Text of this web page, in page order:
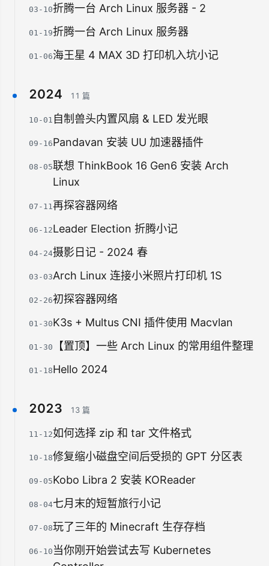
03-10折腾一台 Arch Linux 服务器 - 2
01-19折腾一台 Arch Linux 服务器
01-06海王星 4 MAX 3D 打印机入坑小记
2024 11 篇
10-01 自制兽头内置风扇 & LED 发光眼
09-16Pandavan 安装 UU 加速器插件
08-05联想 ThinkBook 16 Gen6 安装 Arch
Linux
07-11再探容器网络
06-12Leader Election 折腾小记
04-24摄影日记 - 2024 春
03-03Arch Linux 连接小米照片打印机 1S
02-26初探容器网络
01-30K3s + Multus CNI 插件使用 Macvlan
01-30 【置顶】一些 Arch Linux 的常用组件整理
01-18Hello 2024
2023 13 篇
11-12如何选择 zip 和 tar 文件格式
10-18修复缩小磁盘空间后受损的 GPT 分区表
09-05Kobo Libra 2 安装 KOReader
08-04七月末的短暂旅行小记
07-08玩了三年的 Minecraft 生存存档
06-10 当你刚开始尝试去写 Kubernetes